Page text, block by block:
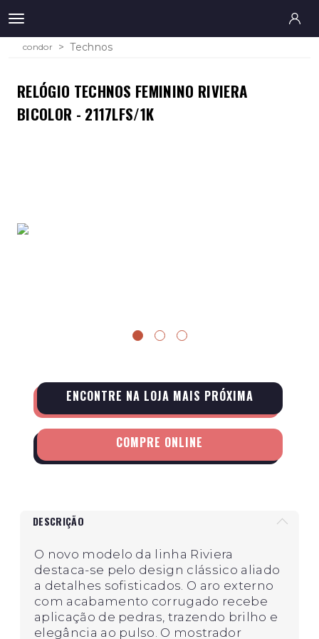
condor Technos
RELÓGIO TECHNOS FEMININO RIVIERA
BICOLOR - 2117LFS/1K
ENCONTRE NA LOJA MAIS PRÓXIMA
COMPRE ONLINE
DESCRIÇÃO
O novo modelo da linha Riviera
destaca-se pelo design clássico aliado
a detalhes sofisticados. O aro externo
com acabamento corrugado recebe
aplicação de pedras, trazendo brilho e
elegância ao pulso. O mostrador